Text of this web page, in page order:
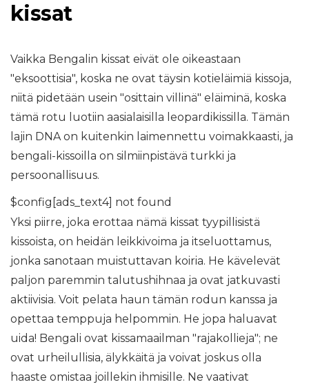
kissat
Vaikka Bengalin kissat eivät ole oikeastaan ​​
"eksoottisia", koska ne ovat täysin kotieläimiä kissoja,
niitä pidetään usein "osittain villinä" eläiminä, koska
tämä rotu luotiin aasialaisilla leopardikissilla. Tämän
lajin DNA on kuitenkin laimennettu voimakkaasti, ja
bengali-kissoilla on silmiinpistävä turkki ja
persoonallisuus.
$config[ads_text4] not found
Yksi piirre, joka erottaa nämä kissat tyypillisistä
kissoista, on heidän leikkivoima ja itseluottamus,
jonka sanotaan muistuttavan koiria. He kävelevät
paljon paremmin talutushihnaa ja ovat jatkuvasti
aktiivisia. Voit pelata haun tämän rodun kanssa ja
opettaa temppuja helpommin. He jopa haluavat
uida! Bengali ovat kissamaailman "rajakollieja"; ne
ovat urheilullisia, älykkäitä ja voivat joskus olla
haaste omistaa joillekin ihmisille. Ne vaativat